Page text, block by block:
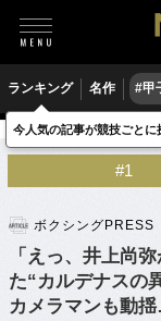
ランキング 名作 #甲
格闘技 ボクシング
#1
ボクシングPRESS
「えっ、井上尚
た“カルデナスの
カメラマンも動
今人気の記事が競技ごとに